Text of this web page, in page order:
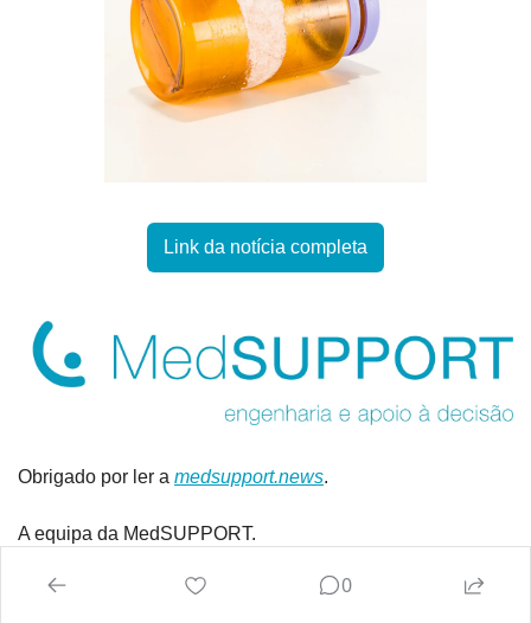
Link da notícia completa
Obrigado por ler a medsupport.news.
A equipa da MedSUPPORT.
p.s. Se gostou desta newsletter, partilhe-a com os seus
0